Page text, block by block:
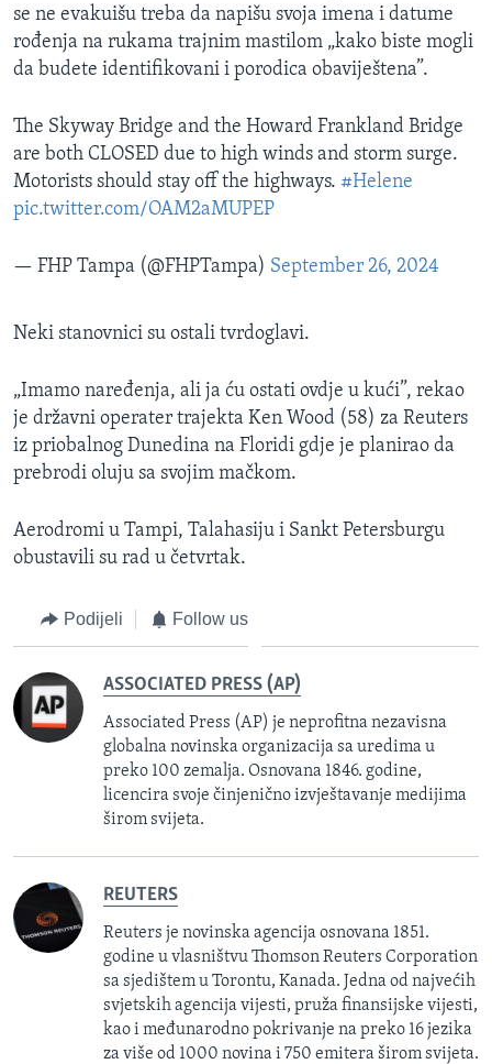
se ne evakuišu treba da napišu svoja imena i datume
rođenja na rukama trajnim mastilom „kako biste mogli
da budete identifikovani i porodica obaviještena”.
The Skyway Bridge and the Howard Frankland Bridge
are both CLOSED due to high winds and storm surge.
Motorists should stay off the highways. #Helene
pic.twitter.com/OAM2aMUPEP
— FHP Tampa (@FHPTampa) September 26, 2024
Neki stanovnici su ostali tvrdoglavi.
„Imamo naređenja, ali ja ću ostati ovdje u kući”, rekao
je državni operater trajekta Ken Wood (58) za Reuters
iz priobalnog Dunedina na Floridi gdje je planirao da
prebrodi oluju sa svojim mačkom.
Aerodromi u Tampi, Talahasiju i Sankt Petersburgu
obustavili su rad u četvrtak.
Podijeli Follow us
ASSOCIATED PRESS (AP)
Associated Press (AP) je neprofitna nezavisna
globalna novinska organizacija sa uredima u
preko 100 zemalja. Osnovana 1846. godine,
licencira svoje činjenično izvještavanje medijima
širom svijeta.
REUTERS
Reuters je novinska agencija osnovana 1851.
godine u vlasništvu Thomson Reuters Corporation
sa sjedištem u Torontu, Kanada. Jedna od najvećih
svjetskih agencija vijesti, pruža finansijske vijesti,
kao i međunarodno pokrivanje na preko 16 jezika
za više od 1000 novina i 750 emitera širom svijeta.